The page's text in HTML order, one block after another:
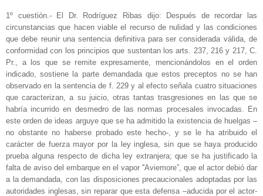
1º cuestión.- El Dr. Rodríguez Ribas dijo: Después de recordar las
circunstancias que hacen viable el recurso de nulidad y las condiciones
que debe reunir una sentencia definitiva para ser considerada válida, de
conformidad con los principios que sustentan los arts. 237, 216 y 217, C.
Pr., a los que se remite expresamente, mencionándolos en el orden
indicado, sostiene la parte demandada que estos preceptos no se han
observado en la sentencia de f. 229 y al efecto señala cuatro situaciones
que caracterizan, a su juicio, otras tantas trasgresiones en las que se
habría incurrido en desmedro de las normas procesales invocadas. En
este orden de ideas arguye que se ha admitido la existencia de huelgas –
no obstante no haberse probado este hecho-, y se le ha atribuido el
carácter de fuerza mayor por la ley inglesa, sin que se haya producido
prueba alguna respecto de dicha ley extranjera; que se ha justificado la
falta de aviso del embarque en el vapor ''Aviemore”, que el actor debió dar
a la demandada, con las disposiciones precaucionales adoptadas por las
autoridades inglesas, sin reparar que esta defensa –aducida por el actor-